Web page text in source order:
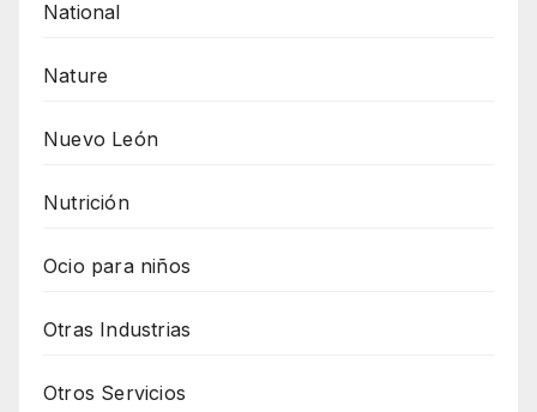
National
Nature
Nuevo León
Nutrición
Ocio para niños
Otras Industrias
Otros Servicios